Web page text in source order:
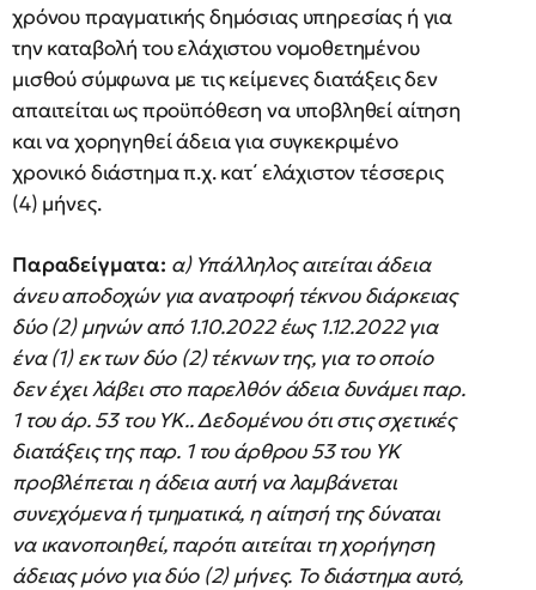
χρόνου πραγματικής δημόσιας υπηρεσίας ή για
την καταβολή του ελάχιστου νομοθετημένου
μισθού σύμφωνα με τις κείμενες διατάξεις δεν
απαιτείται ως προϋπόθεση να υποβληθεί αίτηση
και να χορηγηθεί άδεια για συγκεκριμένο
χρονικό διάστημα π.χ. κατ΄ ελάχιστον τέσσερις
(4) μήνες.
Παραδείγματα: α) Υπάλληλος αιτείται άδεια
άνευ αποδοχών για ανατροφή τέκνου διάρκειας
δύο (2) μηνών από 1.10.2022 έως 1.12.2022 για
ένα (1) εκ των δύο (2) τέκνων της, για το οποίο
δεν έχει λάβει στο παρελθόν άδεια δυνάμει παρ.
1 του άρ. 53 του ΥΚ.. Δεδομένου ότι στις σχετικές
διατάξεις της παρ. 1 του άρθρου 53 του ΥΚ
προβλέπεται η άδεια αυτή να λαμβάνεται
συνεχόμενα ή τμηματικά, η αίτησή της δύναται
να ικανοποιηθεί, παρότι αιτείται τη χορήγηση
άδειας μόνο για δύο (2) μήνες. Το διάστημα αυτό,